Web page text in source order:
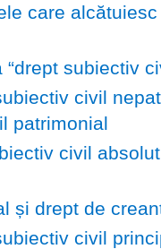
care
subiectiv
civil
patrimonial
civil
și drept de
civil